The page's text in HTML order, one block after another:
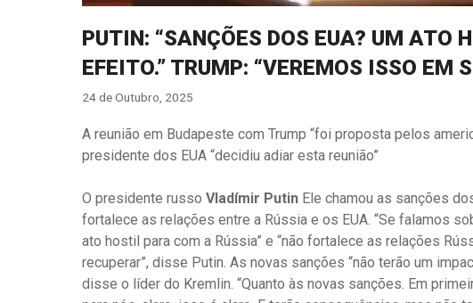
PUTIN: “SANÇÕES DOS EUA? UM ATO
EFEITO.” TRUMP: “VEREMOS ISSO EM
24 de Outubro, 2025
A reunião em Budapeste com Trump “foi proposta pelos
presidente dos EUA “decidiu adiar esta reunião”
O presidente russo Vladímir Putin Ele chamou as sanções
fortalece as relações entre a Rússia e os EUA. “Se falamos
ato hostil para com a Rússia” e “não fortalece as relações
recuperar”, disse Putin. As novas sanções “não terão um
disse o líder do Kremlin. “Quanto às novas sanções. Em